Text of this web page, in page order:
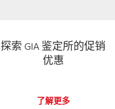
探索 GIA 鉴定所的促销
优惠
了解更多